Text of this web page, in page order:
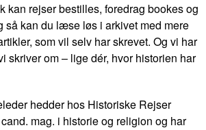
kan rejser bestilles, foredrag bookes og
så kan du læse løs i arkivet med mere
som vil selv har skrevet. Og vi har
skriver om – lige dér, hvor historien har
hedder hos Historiske Rejser
mag. i historie og religion og har